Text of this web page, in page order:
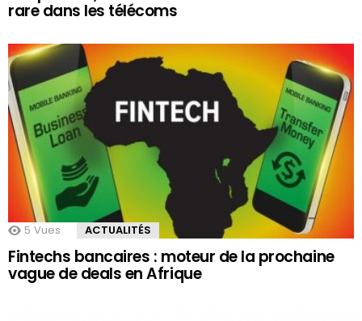
rare dans les télécoms
5 Vues ACTUALITÉS
Fintechs bancaires : moteur de la prochaine
vague de deals en Afrique